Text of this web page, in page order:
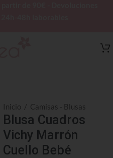
48h laborables
Inicio / Camisas - Blusas
Blusa Cuadros
Vichy Marrón
Cuello Bebé